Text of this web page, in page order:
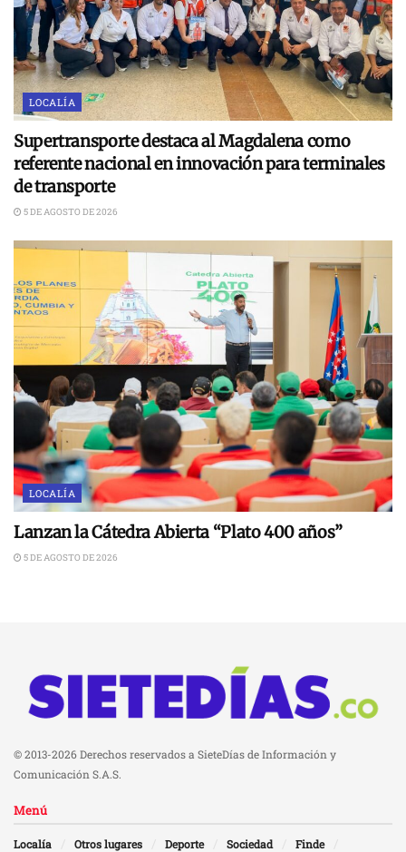
LOCALÍA
Supertransporte destaca al Magdalena como
referente nacional en innovación para terminales
de transporte
5 DE AGOSTO DE 2026
LOCALÍA
Lanzan la Cátedra Abierta “Plato 400 años”
5 DE AGOSTO DE 2026
© 2013-2026 Derechos reservados a SieteDías de Información y
Comunicación S.A.S.
Menú
Localía Otros lugares Deporte Sociedad Finde